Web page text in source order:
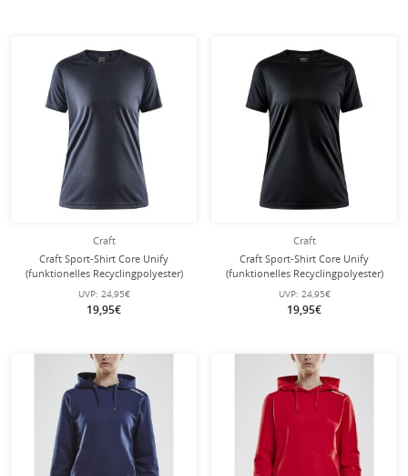
Craft
Craft Sport-Shirt Core Unify
(funktionelles Recyclingpolyester)
dunkelgrau Damen
UVP: 24,95€
19,95€
Craft
Craft Sport-Shirt Core Unify
(funktionelles Recyclingpolyester)
schwarz Damen
UVP: 24,95€
19,95€